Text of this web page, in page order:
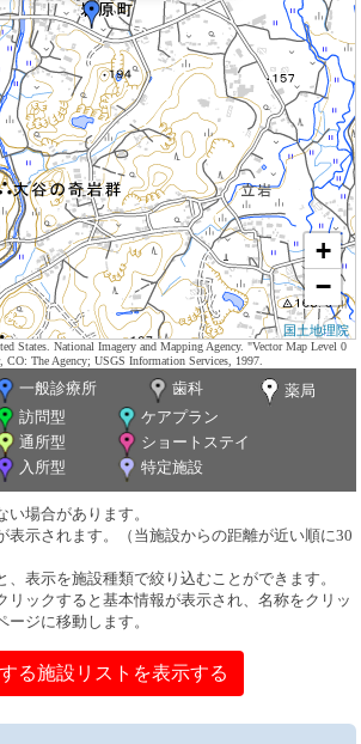
+
−
国土地理院
States. National Imagery and Mapping Agency. "Vector Map Level 0
The Agency; USGS Information Services, 1997.
一般診療所 歯科
薬局
訪問型
ケアプラン
通所型
ショートステイ
入所型
特定施設
場合があります。
表示されます。（当施設からの距離が近い順に30
、表示を施設種類で絞り込むことができます。
リックすると基本情報が表示され、名称をクリッ
ジに移動します。
る施設リストを表示する